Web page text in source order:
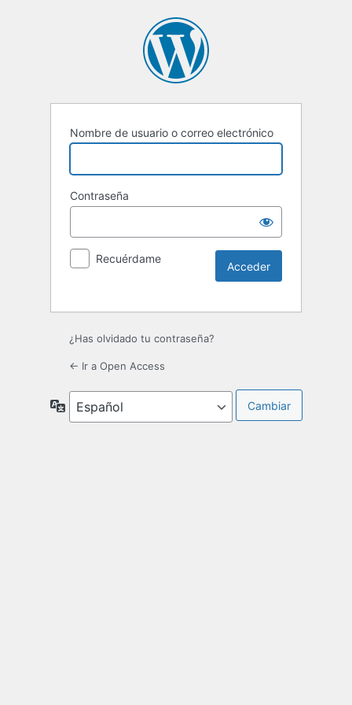
Nombre de usuario o correo electrónico
Contraseña
Recuérdame
¿Has olvidado tu contraseña?
← Ir a Open Access
Idioma